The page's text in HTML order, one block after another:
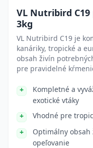
VL Nutribird
3kg
VL Nutribird C19 je
kanáriky, tropické a
obsah živín
pre pravidelné
Kompletné a
exotické vtáky
Vhodné pre
Optimálny obsah
opeľovanie